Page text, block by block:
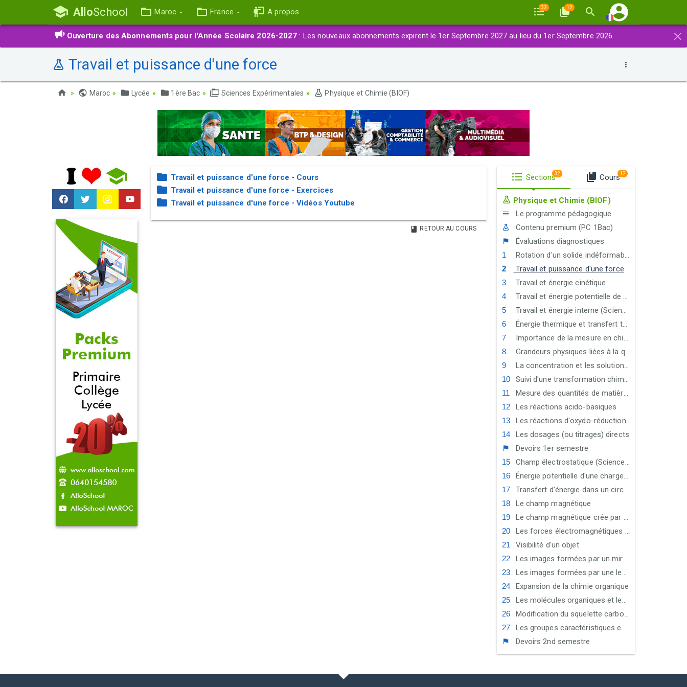
AlloSchool Maroc France A propos 32 12
×
Ouverture des Abonnements pour l'Année Scolaire 2026-2027 : Les nouveaux abonnements expirent le 1er Septembre 2027 au lieu du 1er Septembre 2026.
Travail et puissance d'une force
Maroc Lycée 1ère Bac Sciences Expérimentales Physique et Chimie (BIOF)
Travail et puissance d'une force - Cours
Travail et puissance d'une force - Exercices
Travail et puissance d'une force - Vidéos Youtube
RETOUR AU COURS
Sections32 Cours12
Physique et Chimie (BIOF)
Le programme pédagogique
Contenu premium (PC 1Bac)
Évaluations diagnostiques
Rotation d'un solide indéformable autour d'un axe fixe
Travail et puissance d'une force
Travail et énergie cinétique
Travail et énergie potentielle de pesanteur - Énergie mécanique
Travail et énergie interne (Sciences Maths)
Énergie thermique et transfert thermique (Sciences Maths)
Importance de la mesure en chimie
Grandeurs physiques liées à la quantité de matière
La concentration et les solutions électrolytiques
Suivi d'une transformation chimique
Mesure des quantités de matière en solution par conductimétrie
Les réactions acido-basiques
Les réactions d'oxydo-réduction
Les dosages (ou titrages) directs
Devoirs 1er semestre
Champ électrostatique (Sciences Maths)
Énergie potentielle d'une charge électrique dans un champ électrique uniforme (Sciences Maths)
Transfert d'énergie dans un circuit électrique - Comportement global d'un circuit électrique
Le champ magnétique
Le champ magnétique crée par un courant électrique
Les forces électromagnétiques - La loi de Laplace
Visibilité d'un objet
Les images formées par un miroir plan
Les images formées par une lentille mince convergente
Expansion de la chimie organique
Les molécules organiques et les squelettes carbonés
Modification du squelette carboné
Les groupes caractéristiques en chimie organique - La réactivité des alcools
Devoirs 2nd semestre